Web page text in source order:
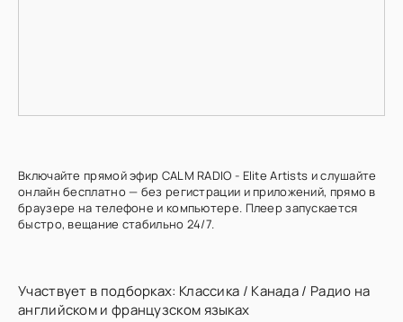
Включайте прямой эфир CALM RADIO - Elite Artists и слушайте
онлайн бесплатно — без регистрации и приложений, прямо в
браузере на телефоне и компьютере. Плеер запускается
быстро, вещание стабильно 24/7.
Участвует в подборках: Классика / Канада/ Радио на
английском и французском языках